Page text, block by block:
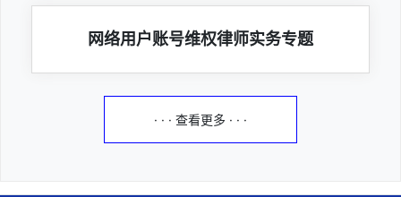
网络用户账号维权律师实务专题
· · · 查看更多 · · ·